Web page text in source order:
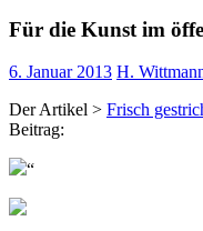
Für die Kunst im
6. Januar 2013 H.
Der Artikel > Frisch
Beitrag:
“